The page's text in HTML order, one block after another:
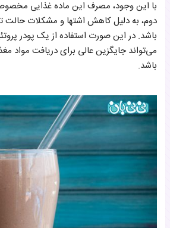
با این وجود، مصرف این ماده غذایی
دوم، به دلیل کاهش اشتها و مشکلات
باشد. در این صورت استفاده از یک پودر
می‌تواند جایگزین عالی برای دریافت مواد
باشد.